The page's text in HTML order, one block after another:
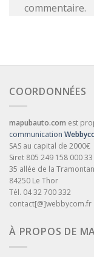
commentaire.
COORDONNÉES
mapubauto.com est
communication
SAS au capital de 2000€
Siret 805 249 158 000 33
35 allée de la
84250 Le Thor
Tél. 04 32 700 332
contact[@]webbycom.fr
À PROPOS DE